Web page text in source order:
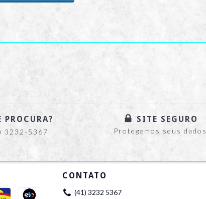
3232-5367
SITE SEGURO
Protegemos seus dados
CONTATO
(41) 3232 5367